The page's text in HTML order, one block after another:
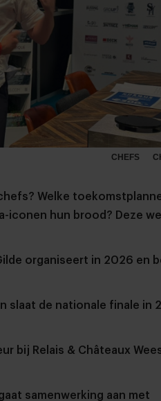
CHEFS
Welke
iconen hun brood? Deze
organiseert in 2026 en
slaat de nationale finale in
bij Relais & Châteaux
samenwerking aan met